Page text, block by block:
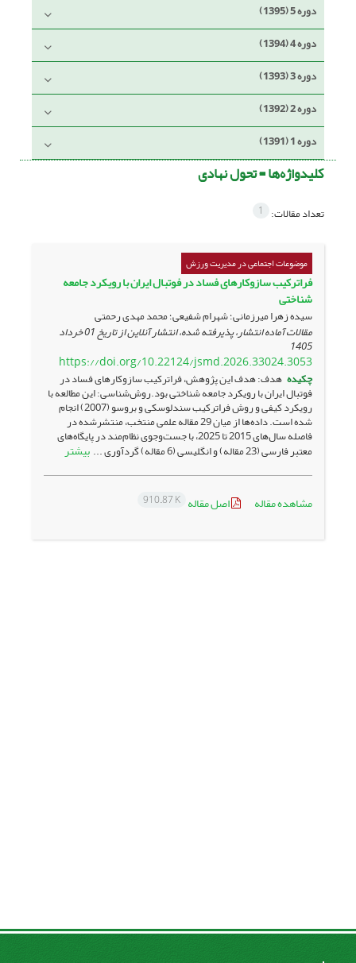
دوره 5 (1395)
دوره 4 (1394)
دوره 3 (1393)
دوره 2 (1392)
دوره 1 (1391)
کلیدواژه‌ها =تحول نهادی
تعداد مقالات: 1
موضوعات اجتماعی در مدیریت ورزش
فراترکیب سازوکارهای فساد در فوتبال ایران با رویکرد جامعه
شناختی
سیده زهرا میرزمانی؛ شهرام شفیعی؛ محمد مهدی رحمتی
مقالات آماده انتشار، پذیرفته شده، انتشار آنلاین از تاریخ 01 خرداد
1405
https://doi.org/10.22124/jsmd.2026.33024.3053
چکیده هدف: هدف این پژوهش، فراترکیب سازوکارهای فساد در
فوتبال ایران با رویکرد جامعه شناختی بود.روش‌شناسی: این مطالعه با
رویکرد کیفی و روش فراترکیب سندلوسکی و بروسو (2007) انجام
شده است. داده‌ها از میان 29 مقاله علمی منتخب، منتشرشده در
فاصله سال‌های 2015 تا 2025، با جست‌وجوی نظام‌مند در پایگاه‌های
معتبر فارسی (23 مقاله) و انگلیسی (6 مقاله) گردآوری ... بیشتر
مشاهده مقاله اصل مقاله 910.87 K